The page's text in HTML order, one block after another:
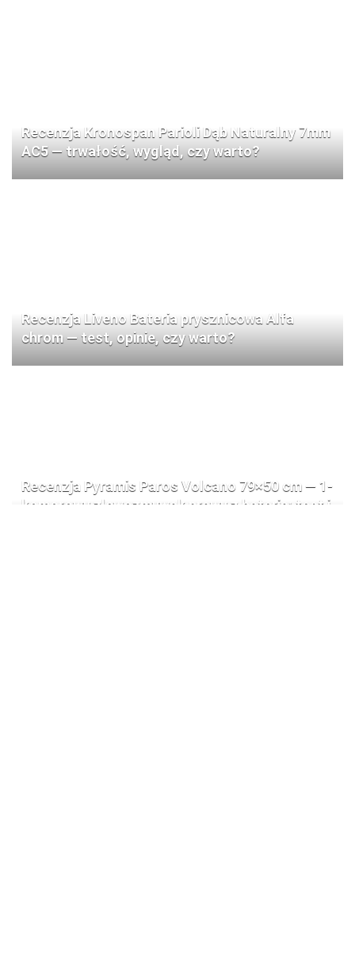
Recenzja Kronospan Parioli Dąb Naturalny 7mm
AC5 — trwałość, wygląd, czy warto?
Recenzja Liveno Bateria prysznicowa Alfa
chrom — test, opinie, czy warto?
Recenzja Pyramis Paros Volcano 79×50 cm — 1-
komorowy zlewozmywak prawy z baterią: test i